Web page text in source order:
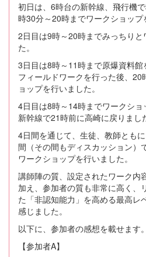
初日は、6時台の新幹線、飛行機
時30分～20時までワークショップ
2日目は9時～20時までみっちり
た。
3日目は8時～11時まで原爆資料
フィールドワークを行った後、20
ョップを行いました。
4日目は8時～14時までワークショ
新幹線で21時前に高崎に戻りまし
4日間を通じて、生徒、教師とも
間（その間もディスカッション）
ワークショップを行いました。
講師陣の質、設定されたワーク内
加え、参加者の質も非常に高く、
た「非認知能力」を高める最高レ
感じました。
以下に、参加者の感想を載せます。
【参加者A】